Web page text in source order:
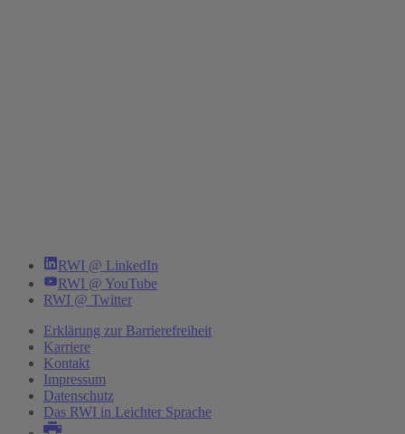
RWI @ LinkedIn
RWI @ YouTube
RWI @ Twitter
Erklärung zur Barrierefreiheit
Karriere
Kontakt
Impressum
Datenschutz
Das RWI in Leichter Sprache